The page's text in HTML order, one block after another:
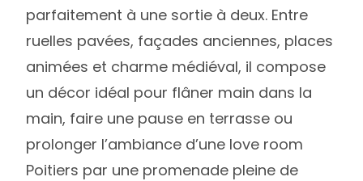
parfaitement à une sortie à deux. Entre
ruelles pavées, façades anciennes, places
animées et charme médiéval, il compose
un décor idéal pour flâner main dans la
main, faire une pause en terrasse ou
prolonger l’ambiance d’une love room
Poitiers par une promenade pleine de